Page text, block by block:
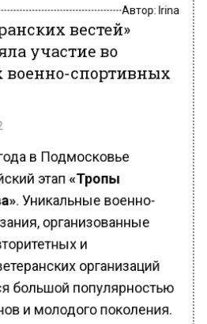
вестей»
участие во
военно-спортивных
этап«Тропы
. Уникальные военно-
организованные
и
организаций
большой популярностью
и молодого поколения.